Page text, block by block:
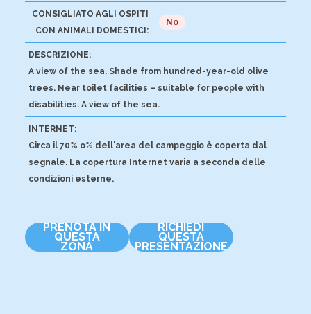
CONSIGLIATO AGLI OSPITI
CON ANIMALI DOMESTICI:
No
DESCRIZIONE:
A view of the sea. Shade from hundred-year-old olive
trees. Near toilet facilities – suitable for people with
disabilities. A view of the sea.
INTERNET:
Circa il 70% o% dell'area del campeggio è coperta dal
segnale. La copertura Internet varia a seconda delle
condizioni esterne.
PRENOTA IN
QUESTA
ZONA
RICHIEDI
QUESTA
PRESENTAZIONE